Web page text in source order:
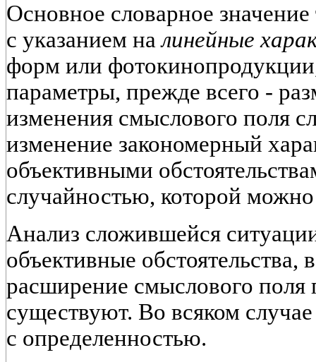
Основное словарное
с указанием налинейные
форм или
параметры, прежде всего -
изменения смыслового поля
изменение закономерный
объективными
случайностью, которой
Анализ сложившейся
объективные обстоятельства,
расширение смыслового поля
существуют. Во всяком
с определенностью.